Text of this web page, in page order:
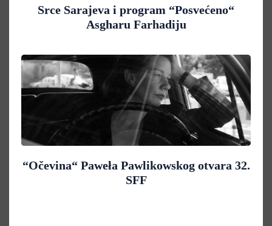
Srce Sarajeva i program “Posvećeno“
Asgharu Farhadiju
“Očevina“ Paweła Pawlikowskog otvara 32.
SFF